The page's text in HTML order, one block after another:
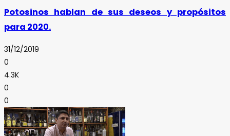
Potosinos hablan de sus deseos y propósitos
para 2020.
31/12/2019
0
4.3K
0
0